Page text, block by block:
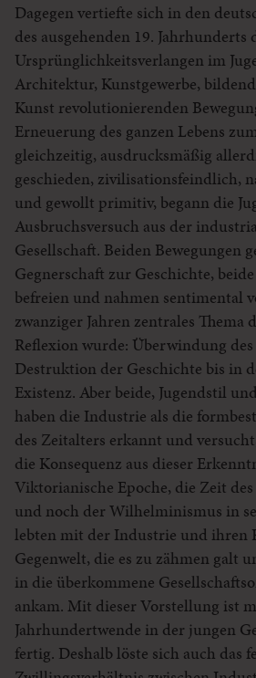
Dagegen vertiefte sich in den
des ausgehenden 19. Jahrhunderts
Ursprünglichkeitsverlangen im
Architektur, Kunstgewerbe,
Kunst revolutionierenden
Erneuerung des ganzen Lebens
gleichzeitig, ausdrucksmäßig
geschieden, zivilisationsfeindlich,
und gewollt primitiv, begann die
Ausbruchsversuch aus der
Gesellschaft. Beiden Bewegungen
Gegnerschaft zur Geschichte,
befreien und nahmen sentimental
zwanziger Jahren zentrales Thema
Reflexion wurde: Überwindung
Destruktion der Geschichte bis in
Existenz. Aber beide, Jugendstil
haben die Industrie als die
des Zeitalters erkannt und
die Konsequenz aus dieser
Viktorianische Epoche, die Zeit
und noch der Wilhelminismus in
lebten mit der Industrie und ihren
Gegenwelt, die es zu zähmen galt
in die überkommene
ankam. Mit dieser Vorstellung ist
Jahrhundertwende in der jungen
fertig. Deshalb löste sich auch das